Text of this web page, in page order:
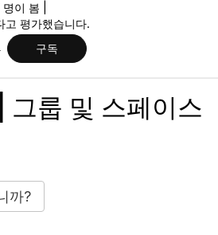
이 봄 |
고 평가했습니다.
구독
룹 및 스페이스
까?